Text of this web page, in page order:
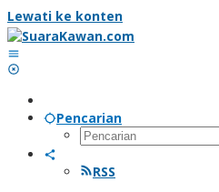
Lewati ke konten
Pencarian
RSS